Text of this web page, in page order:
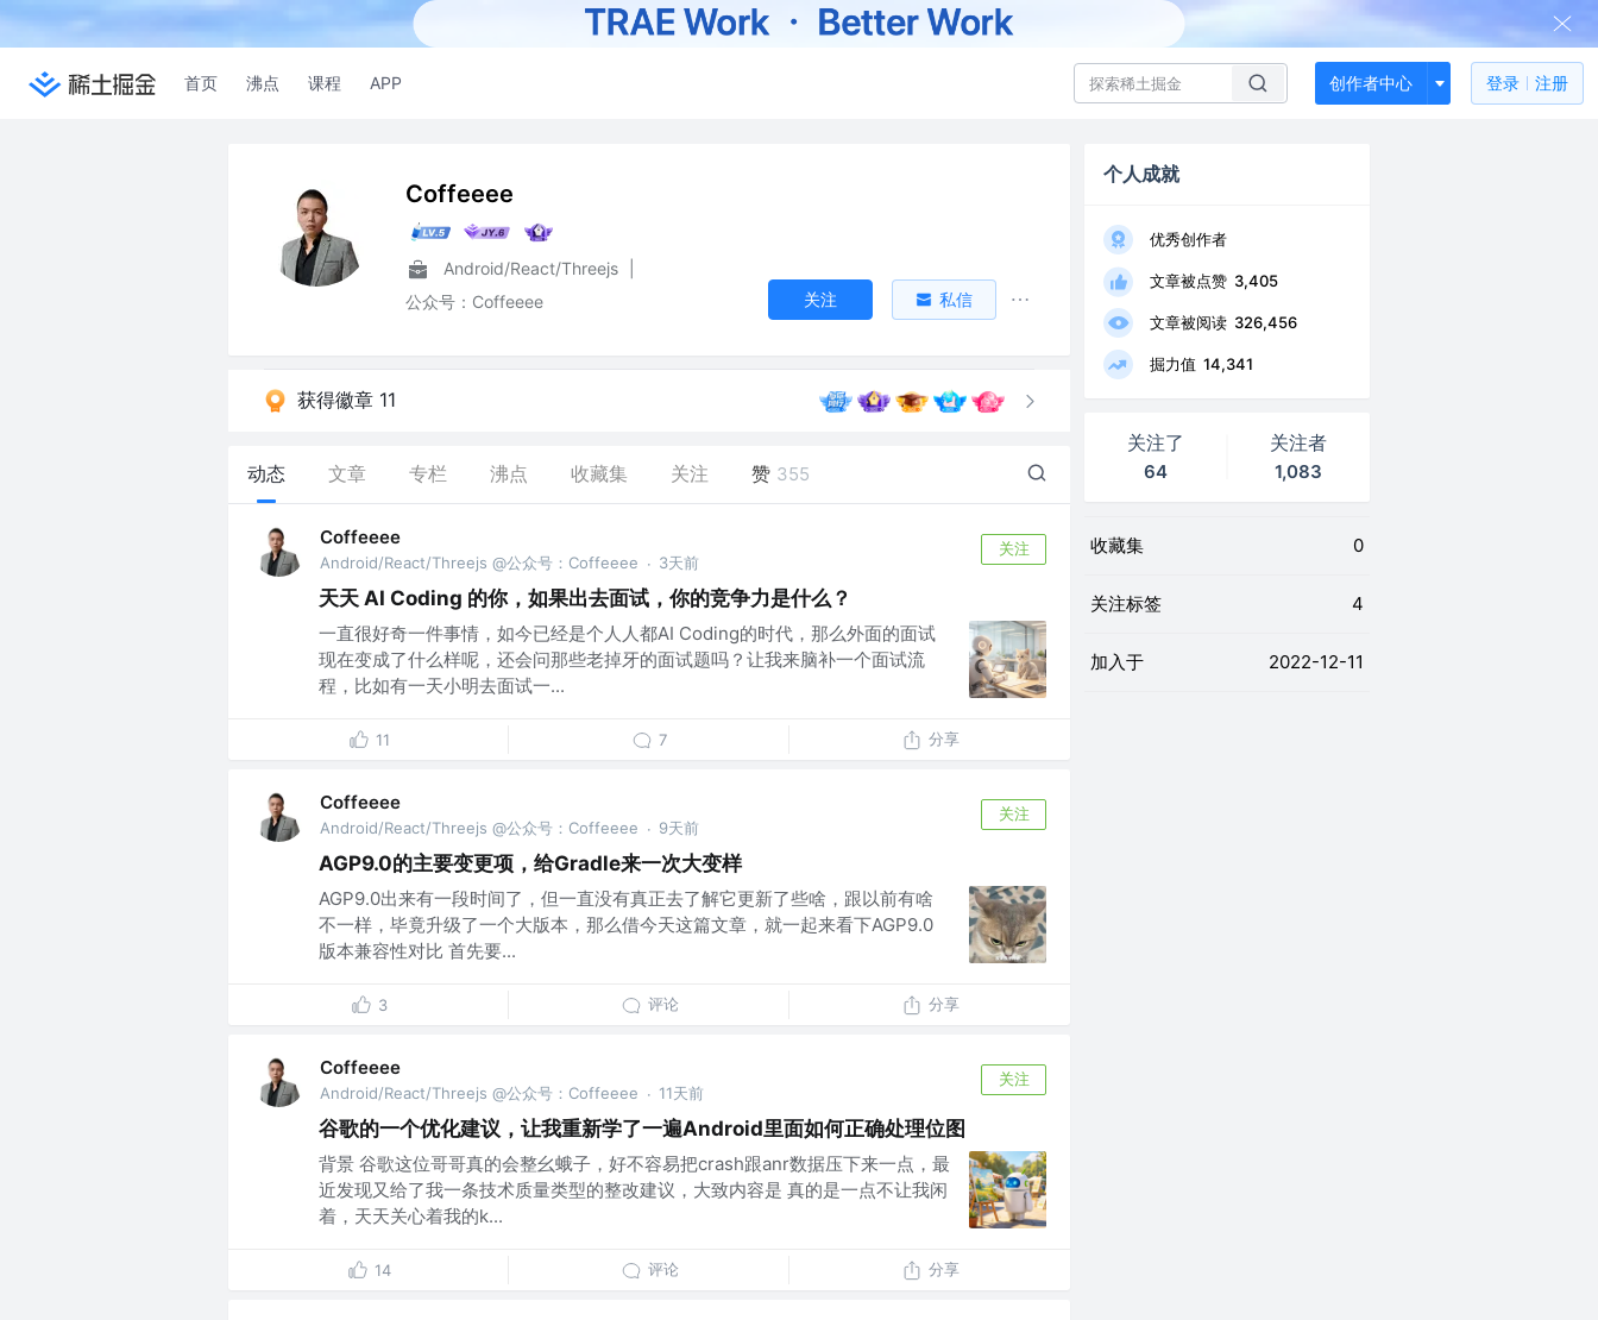
首页 沸点 课程 APP 创作者中心 登录 注册
Coffeeee
Android/React/Threejs
公众号：Coffeeee
关注 私信
获得徽章 11
动态 文章 专栏 沸点 收藏集 关注 赞 355
Coffeeee
Android/React/Threejs @公众号：Coffeeee · 3天前
关注
天天 AI Coding 的你，如果出去面试，你的竞争力是什么？
一直很好奇一件事情，如今已经是个人人都AI Coding的时代，那么外面的面试
现在变成了什么样呢，还会问那些老掉牙的面试题吗？让我来脑补一个面试流
程，比如有一天小明去面试一...
11 7 分享
Coffeeee
Android/React/Threejs @公众号：Coffeeee · 9天前
关注
AGP9.0的主要变更项，给Gradle来一次大变样
AGP9.0出来有一段时间了，但一直没有真正去了解它更新了些啥，跟以前有啥
不一样，毕竟升级了一个大版本，那么借今天这篇文章，就一起来看下AGP9.0
版本兼容性对比 首先要...
3 评论 分享
Coffeeee
Android/React/Threejs @公众号：Coffeeee · 11天前
关注
谷歌的一个优化建议，让我重新学了一遍Android里面如何正确处理位图
背景 谷歌这位哥哥真的会整幺蛾子，好不容易把crash跟anr数据压下来一点，最
近发现又给了我一条技术质量类型的整改建议，大致内容是 真的是一点不让我闲
着，天天关心着我的k...
14 评论 分享
个人成就
优秀创作者
文章被点赞 3,405
文章被阅读 326,456
掘力值 14,341
关注了
64
关注者
1,083
收藏集 0
关注标签 4
加入于 2022-12-11